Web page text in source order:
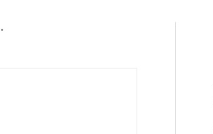
Rack